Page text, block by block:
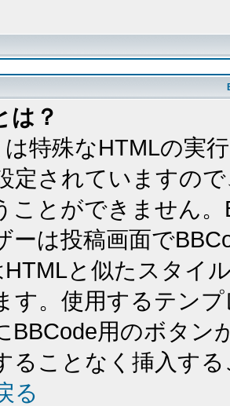
は？
は特殊なHTMLの実
定されていますの
ことができません
ーは投稿画面で
HTMLと似たスタイ
す。使用するテン
BBCode用のボタン
ることなく挿入す
る